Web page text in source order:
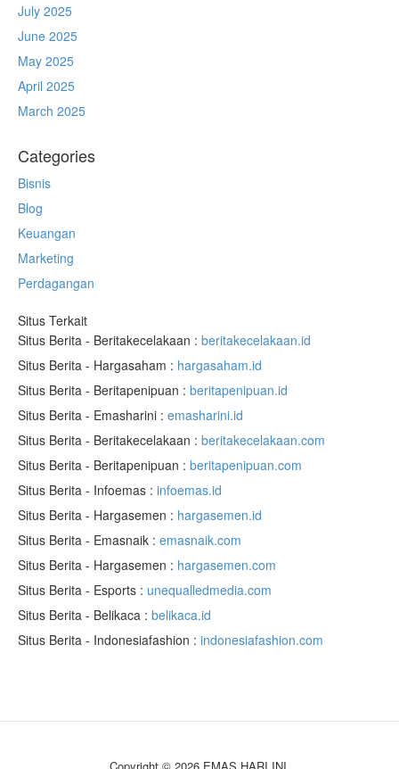
July 2025
June 2025
May 2025
April 2025
March 2025
Categories
Bisnis
Blog
Keuangan
Marketing
Perdagangan
Situs Terkait
Situs Berita - Beritakecelakaan : beritakecelakaan.id
Situs Berita - Hargasaham : hargasaham.id
Situs Berita - Beritapenipuan : beritapenipuan.id
Situs Berita - Emasharini : emasharini.id
Situs Berita - Beritakecelakaan : beritakecelakaan.com
Situs Berita - Beritapenipuan : beritapenipuan.com
Situs Berita - Infoemas : infoemas.id
Situs Berita - Hargasemen : hargasemen.id
Situs Berita - Emasnaik : emasnaik.com
Situs Berita - Hargasemen : hargasemen.com
Situs Berita - Esports : unequalledmedia.com
Situs Berita - Belikaca : belikaca.id
Situs Berita - Indonesiafashion : indonesiafashion.com